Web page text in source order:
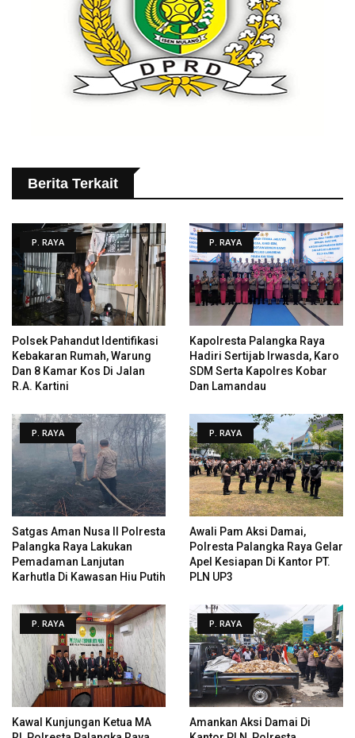
Berita Terkait
P. RAYA
Polsek Pahandut Identifikasi
Kebakaran Rumah, Warung
Dan 8 Kamar Kos Di Jalan
R.A. Kartini
P. RAYA
Kapolresta Palangka Raya
Hadiri Sertijab Irwasda, Karo
SDM Serta Kapolres Kobar
Dan Lamandau
P. RAYA
Satgas Aman Nusa II Polresta
Palangka Raya Lakukan
Pemadaman Lanjutan
Karhutla Di Kawasan Hiu Putih
P. RAYA
Awali Pam Aksi Damai,
Polresta Palangka Raya Gelar
Apel Kesiapan Di Kantor PT.
PLN UP3
P. RAYA
Kawal Kunjungan Ketua MA
P. RAYA
Amankan Aksi Damai Di